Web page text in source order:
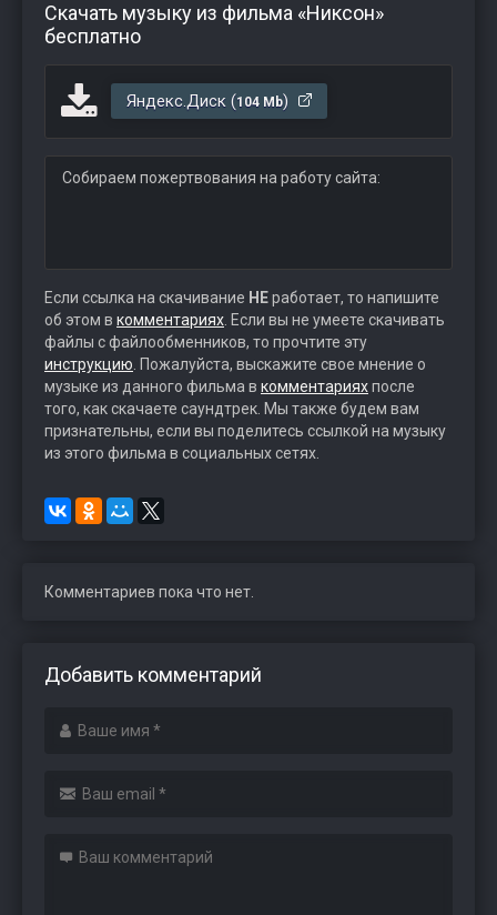
Скачать музыку из фильма «Никсон»
бесплатно
Яндекс.Диск (104 Mb)
Собираем пожертвования на работу сайта:
Если ссылка на скачивание НЕработает, то напишите
об этом в комментариях . Если вы не умеете скачивать
файлы с файлообменников, то прочтите эту
инструкцию . Пожалуйста, выскажите свое мнение о
музыке из данного фильма в комментарияхпосле
того, как скачаете саундтрек. Мы также будем вам
признательны, если вы поделитесь ссылкой на музыку
из этого фильма в социальных сетях.
Комментариев пока что нет.
Добавить комментарий